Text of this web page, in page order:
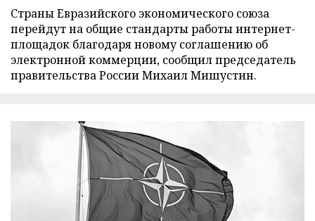
Страны Евразийского экономического союза
перейдут на общие стандарты работы интернет-
площадок благодаря новому соглашению об
электронной коммерции, сообщил председатель
правительства России Михаил Мишустин.